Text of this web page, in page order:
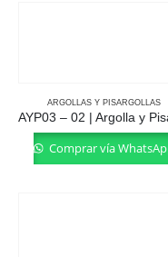
ARGOLLAS Y PISARGOLLAS
Comprar vía